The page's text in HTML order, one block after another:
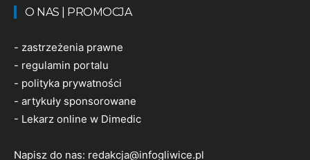
O NAS | PROMOCJA
- zastrzeżenia prawne
- regulamin portalu
- polityka prywatności
- artykuły sponsorowane
- Lekarz online w Dimedic
Napisz do nas: redakcja@infogliwice.pl